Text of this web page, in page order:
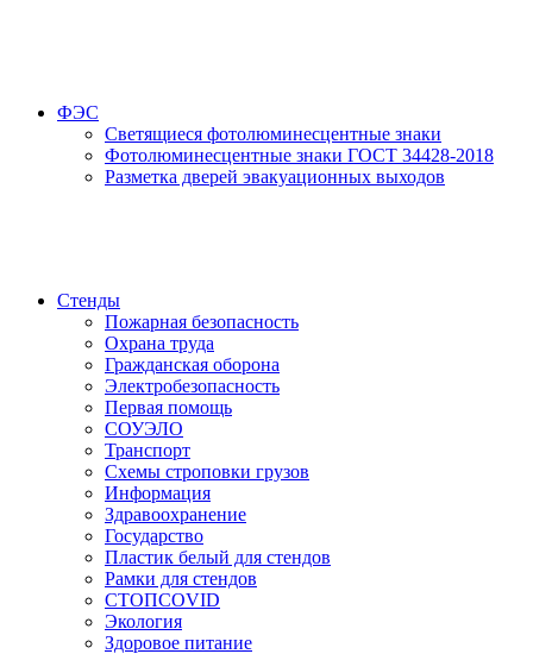
ФЭС
Светящиеся фотолюминесцентные знаки
Фотолюминесцентные знаки ГОСТ 34428-2018
Разметка дверей эвакуационных выходов
Стенды
Пожарная безопасность
Охрана труда
Гражданская оборона
Электробезопасность
Первая помощь
СОУЭЛО
Транспорт
Схемы строповки грузов
Информация
Здравоохранение
Государство
Пластик белый для стендов
Рамки для стендов
СТОПCOVID
Экология
Здоровое питание